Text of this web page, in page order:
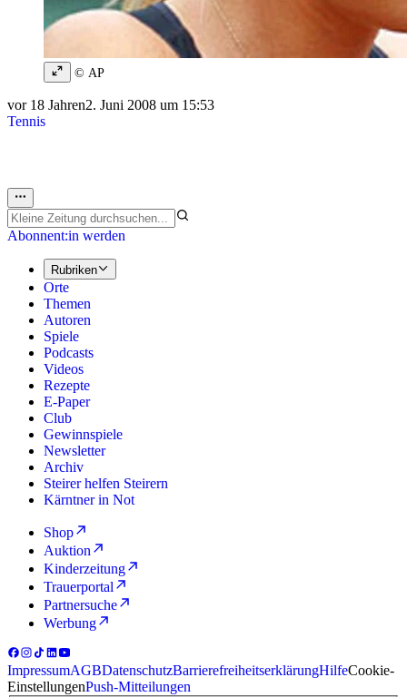
© AP
vor 18 Jahren2. Juni 2008 um 15:53
Tennis
Abonnent:in werden
Rubriken
Orte
Themen
Autoren
Spiele
Podcasts
Videos
Rezepte
E-Paper
Club
Gewinnspiele
Newsletter
Archiv
Steirer helfen Steirern
Kärntner in Not
Shop
Auktion
Kinderzeitung
Trauerportal
Partnersuche
Werbung
ImpressumAGBDatenschutzBarrierefreiheitserklärungHilfeCookie-
EinstellungenPush-Mitteilungen